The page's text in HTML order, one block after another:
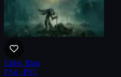
Elden Ring
PS4 · PS5